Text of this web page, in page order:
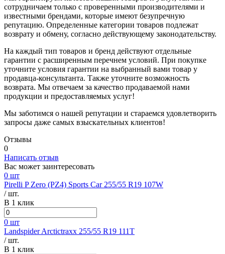
сотрудничаем только с проверенными производителями и
известными брендами, которые имеют безупречную
репутацию. Определенные категории товаров подлежат
возврату и обмену, согласно действующему законодательству.
На каждый тип товаров и бренд действуют отдельные
гарантии с расширенным перечнем условий. При покупке
уточните условия гарантии на выбранный вами товар у
продавца-консультанта. Также уточните возможность
возврата. Мы отвечаем за качество продаваемой нами
продукции и предоставляемых услуг!
Мы заботимся о нашей репутации и стараемся удовлетворить
запросы даже самых взыскательных клиентов!
Отзывы
0
Написать отзыв
Вас может заинтересовать
0 шт
Pirelli P Zero (PZ4) Sports Car 255/55 R19 107W
/ шт.
В 1 клик
0 шт
Landspider Arctictraxx 255/55 R19 111T
/ шт.
В 1 клик